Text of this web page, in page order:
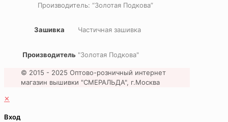
Производитель: “Золотая Подкова”
Зашивка Частичная зашивка
Производитель "Золотая Подкова"
© 2015 - 2025 Оптово-розничный интернет
магазин вышивки "СМЕРАЛЬДА", г.Москва
✕
Вход